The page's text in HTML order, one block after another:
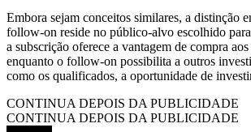
Embora sejam conceitos similares, a distinção
follow-on reside no público-alvo escolhido
a subscrição oferece a vantagem de compra
enquanto o follow-on possibilita a outros
como os qualificados, a oportunidade de
CONTINUA DEPOIS DA PUBLICIDADE
CONTINUA DEPOIS DA PUBLICIDADE